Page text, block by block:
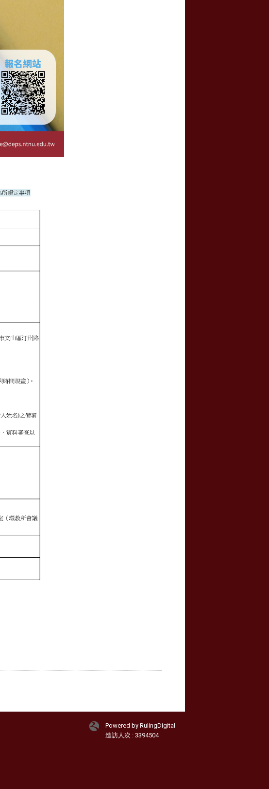
Powered by RulingDigital
造訪人次 : 3394504